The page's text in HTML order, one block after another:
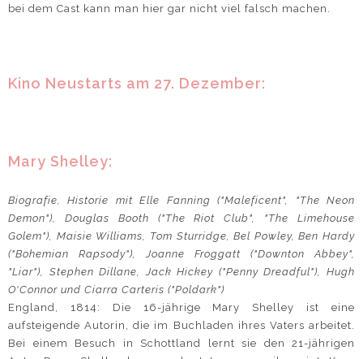
bei dem Cast kann man hier gar nicht viel falsch machen.
Kino Neustarts am 27. Dezember:
Mary Shelley:
Biografie, Historie mit Elle Fanning ("Maleficent", "The Neon
Demon"), Douglas Booth ("The Riot Club", "The Limehouse
Golem"), Maisie Williams, Tom Sturridge, Bel Powley, Ben Hardy
("Bohemian Rapsody"), Joanne Froggatt ("Downton Abbey",
"Liar"), Stephen Dillane, Jack Hickey ("Penny Dreadful"), Hugh
O'Connor und Ciarra Carteris ("Poldark")
England, 1814: Die 16-jährige Mary Shelley ist eine
aufsteigende Autorin, die im Buchladen ihres Vaters arbeitet.
Bei einem Besuch in Schottland lernt sie den 21-jährigen